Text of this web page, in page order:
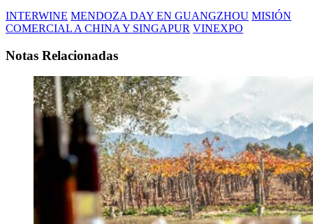
INTERWINE MENDOZA DAY EN GUANGZHOU MISIÓN
COMERCIAL A CHINA Y SINGAPUR VINEXPO
Notas Relacionadas